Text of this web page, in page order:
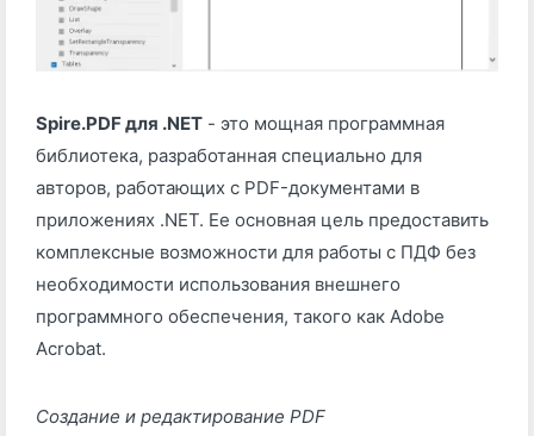
Spire.PDF для .NET - это мощная программная
библиотека, разработанная специально для
авторов, работающих с PDF-документами в
приложениях .NET. Ее основная цель предоставить
комплексные возможности для работы с ПДФ без
необходимости использования внешнего
программного обеспечения, такого как Adobe
Acrobat.
Создание и редактирование PDF